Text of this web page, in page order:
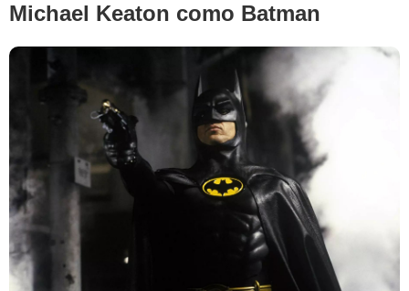
Michael Keaton como Batman